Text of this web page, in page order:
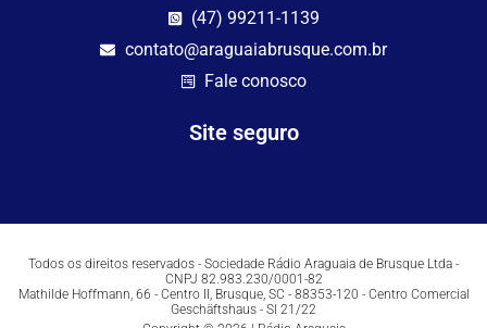
(47) 99211-1139
contato@araguaiabrusque.com.br
Fale conosco
Site seguro
Todos os direitos reservados - Sociedade Rádio Araguaia de Brusque Ltda -
CNPJ 82.983.230/0001-82
Mathilde Hoffmann, 66 - Centro II, Brusque, SC - 88353-120 - Centro Comercial
Geschäftshaus - Sl 21/22